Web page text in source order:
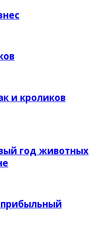
и кроликов
год животных